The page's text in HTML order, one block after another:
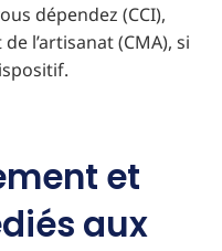
dépendez (CCI),
l’artisanat (CMA), si
et
aux